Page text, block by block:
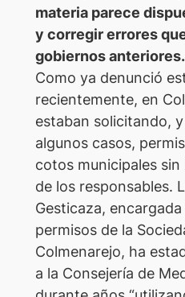
materia parece
y corregir errores
gobiernos anteriores.
Como ya denunció
recientemente, en
estaban solicitando,
algunos casos,
cotos municipales
de los responsables.
Gesticaza,
permisos de la
Colmenarejo, ha
a la Consejería de